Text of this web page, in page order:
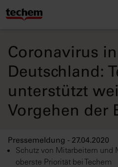
Coronavirus in
Deutschland:
unterstützt
Vorgehen der
Pressemeldung - 27.04.2020
Schutz von Mitarbeitern und
oberste Priorität bei Techem